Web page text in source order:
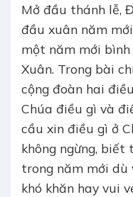
Mở đầu thánh lễ,
đầu xuân năm
một năm mới
Xuân. Trong bài
cộng đoàn hai
Chúa điều gì và
cầu xin điều gì ở
không ngừng, biết
trong năm mới
khó khăn hay vui